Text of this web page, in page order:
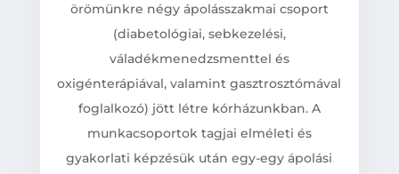
örömünkre négy ápolásszakmai csoport
(diabetológiai, sebkezelési,
váladékmenedzsmenttel és
oxigénterápiával, valamint gasztrosztómával
foglalkozó) jött létre kórházunkban. A
munkacsoportok tagjai elméleti és
gyakorlati képzésük után egy-egy ápolási